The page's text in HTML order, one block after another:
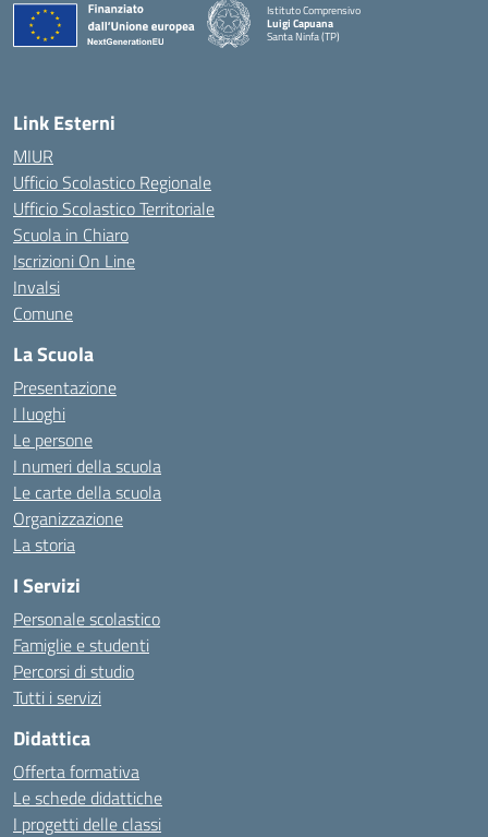
Istituto Comprensivo
Luigi Capuana
Santa Ninfa (TP)
Link Esterni
MIUR
Ufficio Scolastico Regionale
Ufficio Scolastico Territoriale
Scuola in Chiaro
Iscrizioni On Line
Invalsi
Comune
La Scuola
Presentazione
I luoghi
Le persone
I numeri della scuola
Le carte della scuola
Organizzazione
La storia
I Servizi
Personale scolastico
Famiglie e studenti
Percorsi di studio
Tutti i servizi
Didattica
Offerta formativa
Le schede didattiche
I progetti delle classi